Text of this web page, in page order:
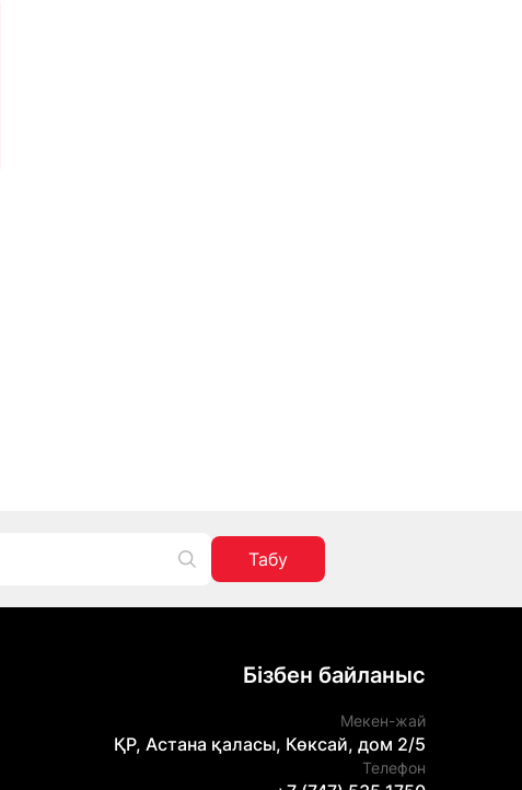
Табу
Бізбен байланыс
Мекен-жай
ҚР, Астана қаласы, Көксай, дом 2/5
Телефон